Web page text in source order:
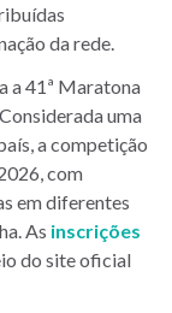
da rede.
a 41ª Maratona
uma
a competição
com
em diferentes
As inscrições
do site oficial